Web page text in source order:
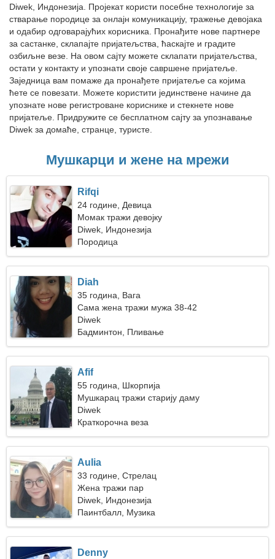
Diwek, Индонезија. Пројекат користи посебне технологије за
стварање породице за онлајн комуникацију, тражење девојака
и одабир одговарајућих корисника. Пронађите нове партнере
за састанке, склапајте пријатељства, ћаскајте и градите
озбиљне везе. На овом сајту можете склапати пријатељства,
остати у контакту и упознати своје савршене пријатеље.
Заједница вам помаже да пронађете пријатеље са којима
ћете се повезати. Можете користити јединствене начине да
упознате нове регистроване кориснике и стекнете нове
пријатеље. Придружите се бесплатном сајту за упознавање
Diwek за домаће, странце, туристе.
Мушкарци и жене на мрежи
Rifqi
24 године, Девица
Момак тражи девојку
Diwek, Индонезија
Породица
Diah
35 година, Вага
Сама жена тражи мужа 38-42
Diwek
Бадминтон, Пливање
Afif
55 година, Шкорпија
Мушкарац тражи старију даму
Diwek
Краткорочна веза
Aulia
33 године, Стрелац
Жена тражи пар
Diwek, Индонезија
Паинтбалл, Музика
Denny